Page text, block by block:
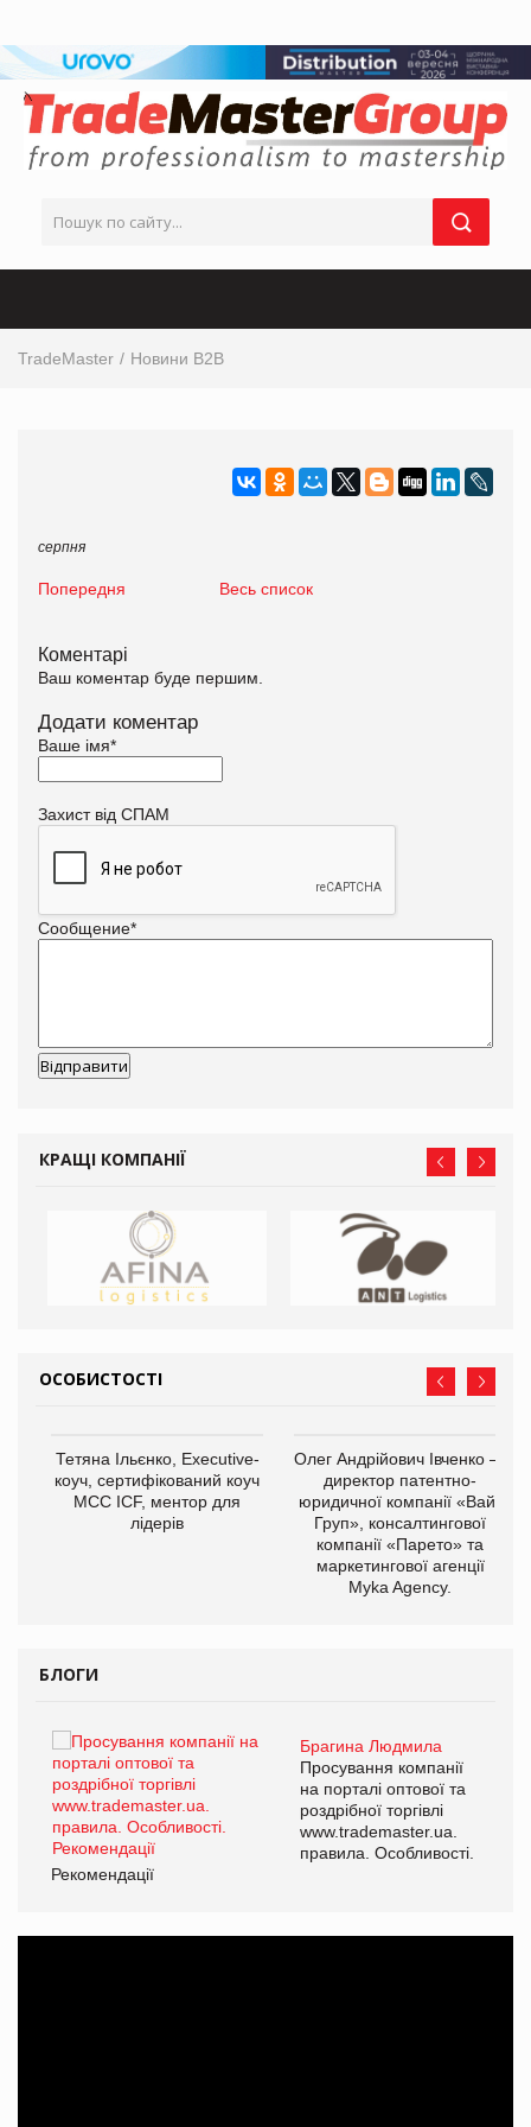
TradeMaster Новини B2B
серпня
Попередня Весь список
Коментарі
Ваш коментар буде першим.
Додати коментар
Ваше імя*
Захист від СПАМ
Сообщение*
КРАЩІ КОМПАНІЇ
ОСОБИСТОСТІ
Тетяна Ільєнко, Executive-
коуч, сертифікований коуч
МСС ICF, ментор для
лідерів
Олег Андрійович Івченко —
директор патентно-
юридичної компанії «Вайз
Груп», консалтингової
компанії «Парето» та
маркетингової агенції
Myka Agency.
БЛОГИ
Брагина Людмила
Просування компанії
на порталі оптової та
роздрібної торгівлі
www.trademaster.ua.
правила. Особливості.
Рекомендації